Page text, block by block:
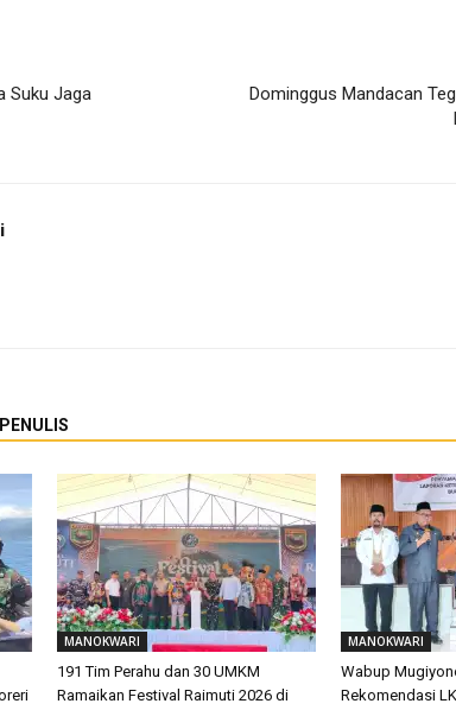
Suku Jaga
Dominggus Mandacan
MANOKWARI
191 Tim Perahu dan 30 UMKM
Ramaikan Festival Raimuti 2026 di
MANOKWARI
Wabup
Rekomendasi